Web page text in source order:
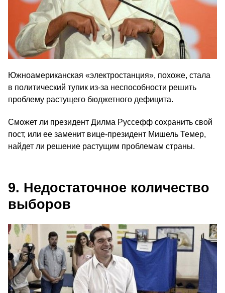
Южноамериканская «электростанция», похоже, стала
в политический тупик из-за неспособности решить
проблему растущего бюджетного дефицита.
Сможет ли президент Дилма Руссефф сохранить свой
пост, или ее заменит вице-президент Мишель Темер,
найдет ли решение растущим проблемам страны.
9. Недостаточное количество
выборов